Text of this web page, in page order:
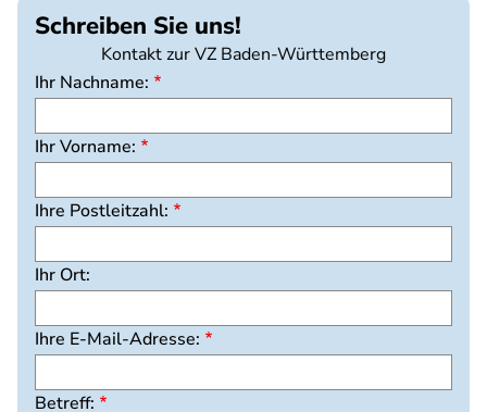
Schreiben Sie uns!
Kontakt zur VZ Baden-Württemberg
Ihr Nachname:
Ihr Vorname:
Ihre Postleitzahl:
Ihr Ort:
Ihre E-Mail-Adresse:
Betreff: